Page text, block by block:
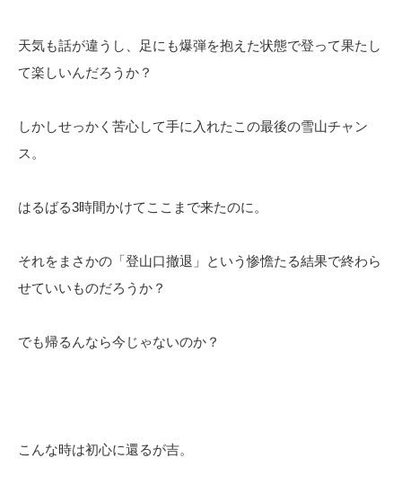
天気も話が違うし、足にも爆弾を抱えた状態で登って果たし
て楽しいんだろうか？
しかしせっかく苦心して手に入れたこの最後の雪山チャン
ス。
はるばる3時間かけてここまで来たのに。
それをまさかの「登山口撤退」という惨憺たる結果で終わら
せていいものだろうか？
でも帰るんなら今じゃないのか？
こんな時は初心に還るが吉。